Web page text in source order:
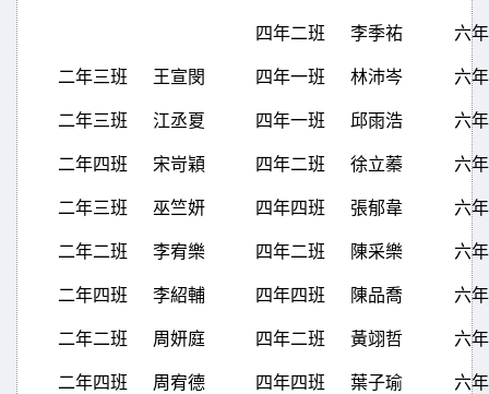
四年二班 李季祐 六
二年三班 王宣閔 四年一班 林沛岑 六
二年三班 江丞夏 四年一班 邱雨浩 六
二年四班 宋岢穎 四年二班 徐立蓁 六
二年三班 巫竺妍 四年四班 張郁韋 六
二年二班 李宥樂 四年二班 陳采樂 六
二年四班 李紹輔 四年四班 陳品喬 六
二年二班 周妍庭 四年二班 黃翊哲 六
二年四班 周宥德 四年四班 葉子瑜 六